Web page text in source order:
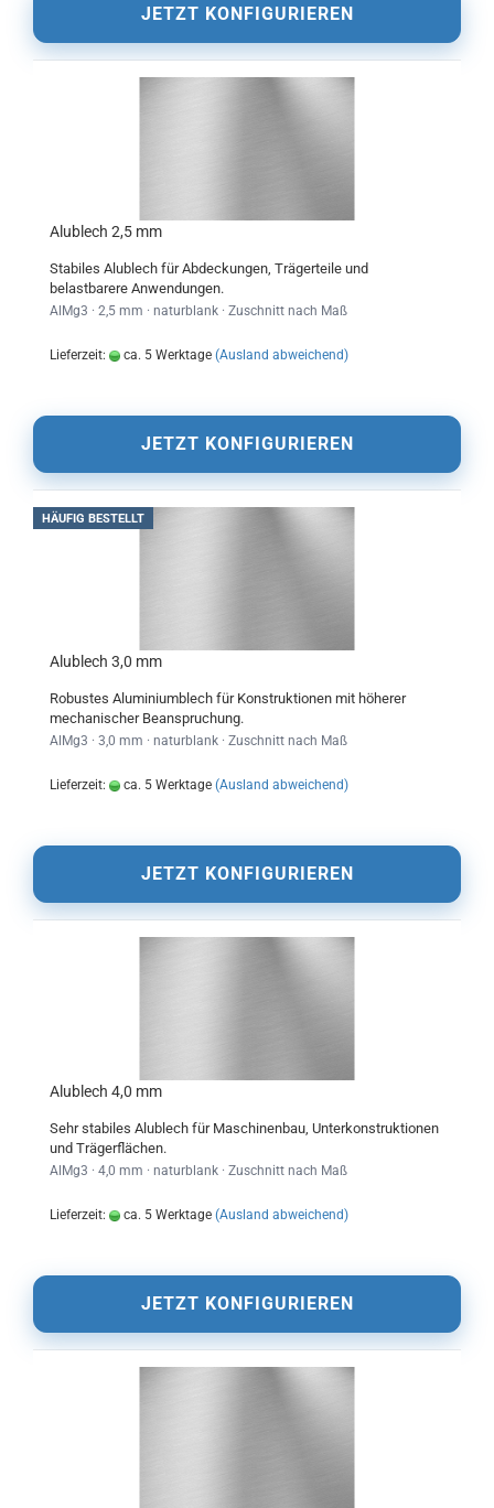
JETZT KONFIGURIEREN
Alublech 2,5 mm
Stabiles Alublech für Abdeckungen, Trägerteile und
belastbarere Anwendungen.
AlMg3 · 2,5 mm · naturblank · Zuschnitt nach Maß
Lieferzeit: ca. 5 Werktage (Ausland abweichend)
JETZT KONFIGURIEREN
HÄUFIG BESTELLT
Alublech 3,0 mm
Robustes Aluminiumblech für Konstruktionen mit höherer
mechanischer Beanspruchung.
AlMg3 · 3,0 mm · naturblank · Zuschnitt nach Maß
Lieferzeit: ca. 5 Werktage (Ausland abweichend)
JETZT KONFIGURIEREN
Alublech 4,0 mm
Sehr stabiles Alublech für Maschinenbau, Unterkonstruktionen
und Trägerflächen.
AlMg3 · 4,0 mm · naturblank · Zuschnitt nach Maß
Lieferzeit: ca. 5 Werktage (Ausland abweichend)
JETZT KONFIGURIEREN